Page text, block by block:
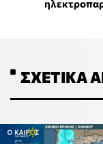
ΣΧΕΤΙΚΆ